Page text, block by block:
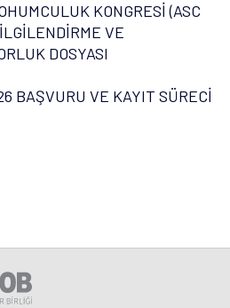
KONGRESİ (ASC
VE
DOSYASI
BAŞVURU VE KAYIT SÜRECİ